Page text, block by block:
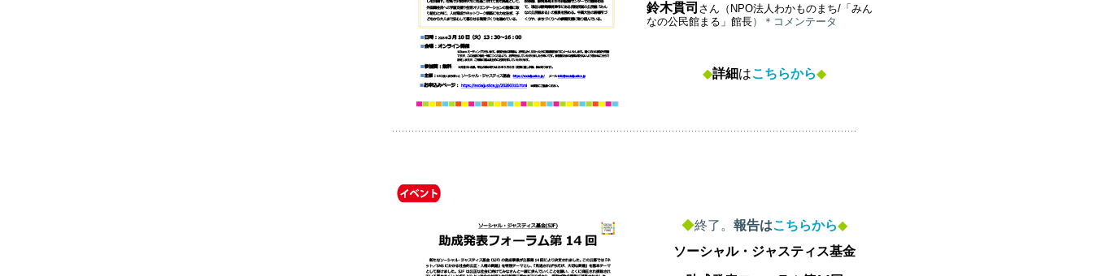
鈴木貫司 さん （NPO法人わかものまち/「みん
なの公民館まる」館長）＊コメンテータ
◆詳細はこちらから◆
◆終了。 報告はこちらから◆
ソーシャル・ジャスティス基金